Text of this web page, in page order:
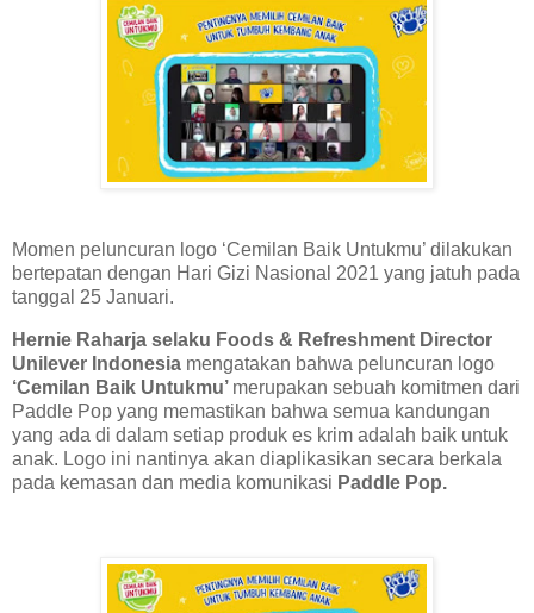
Momen peluncuran logo ‘Cemilan Baik Untukmu’ dilakukan
bertepatan dengan Hari Gizi Nasional 2021 yang jatuh pada
tanggal 25 Januari.
Hernie Raharja selaku Foods & Refreshment Director
Unilever Indonesia mengatakan bahwa peluncuran logo
‘Cemilan Baik Untukmu’ merupakan sebuah komitmen dari
Paddle Pop yang memastikan bahwa semua kandungan
yang ada di dalam setiap produk es krim adalah baik untuk
anak. Logo ini nantinya akan diaplikasikan secara berkala
pada kemasan dan media komunikasi Paddle Pop.